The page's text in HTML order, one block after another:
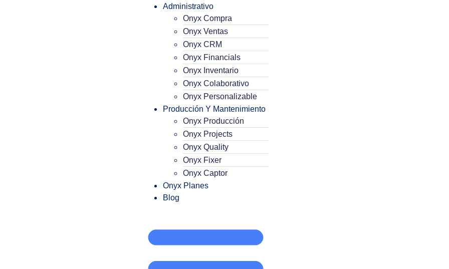
Administrativo
Onyx Compra
Onyx Ventas
Onyx CRM
Onyx Financials
Onyx Inventario
Onyx Colaborativo
Onyx Personalizable
Producción Y Mantenimiento
Onyx Producción
Onyx Projects
Onyx Quality
Onyx Fixer
Onyx Captor
Onyx Planes
Blog